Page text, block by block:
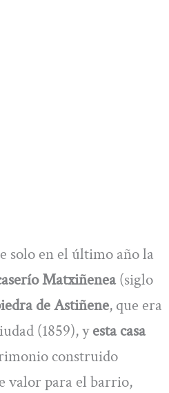
solo en el último año la
Matxiñenea(siglo
de Astiñene, que era
(1859), yesta casa
construido
valor para el barrio,